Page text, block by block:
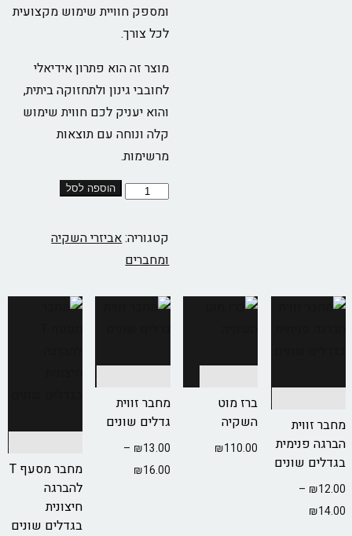
ומספק חוויית שימוש מקצועית
לכל צורך.
מוצר זה הוא פתרון אידיאלי
לחובבי גינון ולתחזוקה ביתית,
והוא יעניק לכם חווית שימוש
קלה ונוחה עם תוצאות
מרשימות.
הוספה לסל
קטגוריה:אביזרי השקיה
ומחברים
מחבר זווית
הברגה פנימית
בגדלים שונים
₪12.00
–
₪14.00
ברז מוט
השקיה
₪110.00
בחר אפשרויות
מחבר זווית
גדלים שונים
₪13.00
–
₪16.00
מחבר מסעף T
להברגה
חיצונית
בגדלים שונים